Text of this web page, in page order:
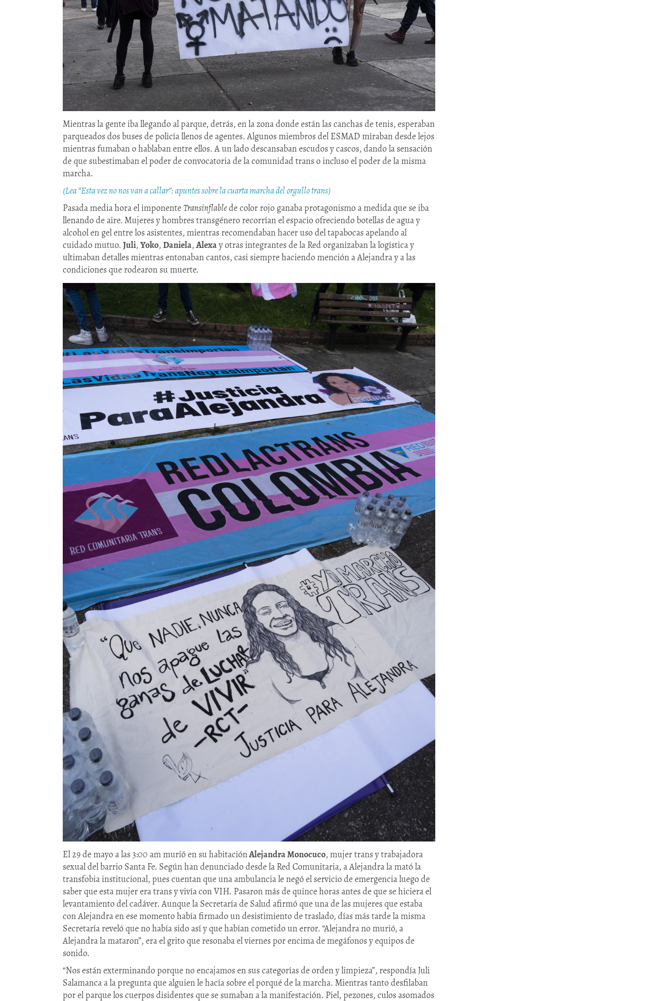
Mientras la gente iba llegando al parque, detrás, en la zona donde están las canchas de tenis, esperaban
parqueados dos buses de policía llenos de agentes. Algunos miembros del ESMAD miraban desde lejos
mientras fumaban o hablaban entre ellos. A un lado descansaban escudos y cascos, dando la sensación
de que subestimaban el poder de convocatoria de la comunidad trans o incluso el poder de la misma
marcha.
(Lea “Esta vez no nos van a callar”: apuntes sobre la cuarta marcha del orgullo trans)
Pasada media hora el imponente Transinflablede color rojo ganaba protagonismo a medida que se iba
llenando de aire. Mujeres y hombres transgénero recorrían el espacio ofreciendo botellas de agua y
alcohol en gel entre los asistentes, mientras recomendaban hacer uso del tapabocas apelando al
cuidado mutuo. Juli, Yoko, Daniela, Alexay otras integrantes de la Red organizaban la logística y
ultimaban detalles mientras entonaban cantos, casi siempre haciendo mención a Alejandra y a las
condiciones que rodearon su muerte.
El 29 de mayo a las 3:00 am murió en su habitaciónAlejandra Monocuco, mujer trans y trabajadora
sexual del barrio Santa Fe. Según han denunciado desde la Red Comunitaria, a Alejandra la mató la
transfobia institucional, pues cuentan que una ambulancia le negó el servicio de emergencia luego de
saber que esta mujer era trans y vivía con VIH. Pasaron más de quince horas antes de que se hiciera el
levantamiento del cadáver. Aunque la Secretaría de Salud afirmó que una de las mujeres que estaba
con Alejandra en ese momento había firmado un desistimiento de traslado, días más tarde la misma
Secretaría reveló que no había sido así y que habían cometido un error. “Alejandra no murió, a
Alejandra la mataron”, era el grito que resonaba el viernes por encima de megáfonos y equipos de
sonido.
“Nos están exterminando porque no encajamos en sus categorías de orden y limpieza”, respondía Juli
Salamanca a la pregunta que alguien le hacía sobre el porqué de la marcha. Mientras tanto desfilaban
por el parque los cuerpos disidentes que se sumaban a la manifestación. Piel, pezones, culos asomados